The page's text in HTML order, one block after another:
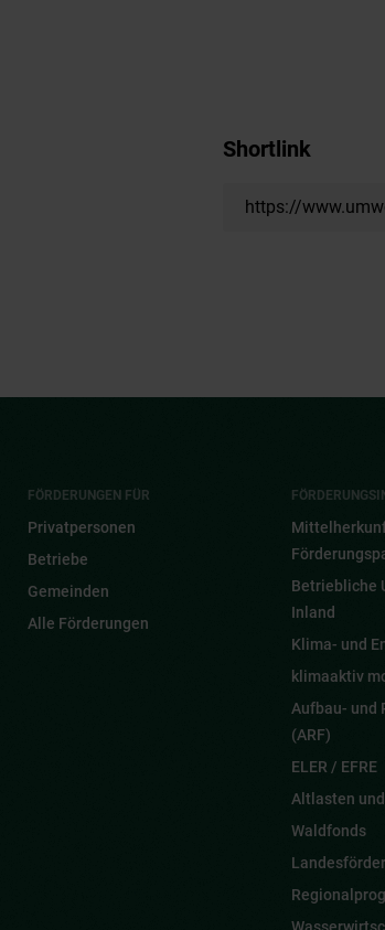
Shortlink
https://
FÖRDERUNGEN FÜR
Privatpersonen
Betriebe
Gemeinden
Alle Förderungen
Betriebliche
Inland
Klima- und
klimaaktiv
Aufbau- und
(ARF)
ELER / EFRE
Altlasten
Waldfonds